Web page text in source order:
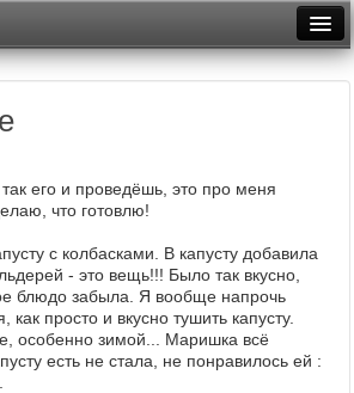
Рейтинги
Архив
Фототоп
Видеотоп
его и проведёшь, это про меня
что готовлю!
с колбасками. В капусту добавила
- это вещь!!! Было так вкусно,
блюдо забыла. Я вообще напрочь
как просто и вкусно тушить капусту.
особенно зимой... Маришка всё
есть не стала, не понравилось ей :